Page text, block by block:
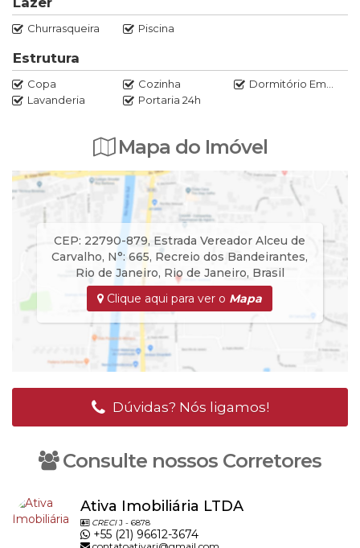
Marcos Rocha
21 97020-0520
Churrasqueira Piscina
Estrutura
Copa Cozinha
Dormitório Empregada
Lavanderia
Portaria 24h
Mapa do Imóvel
CEP: 22790-879, Estrada Vereador Alceu de
Carvalho, N°: 665, Recreio dos Bandeirantes,
Rio de Janeiro, Rio de Janeiro, Brasil
Clique aqui para ver o Mapa
Dúvidas? Nós ligamos!
Consulte nossos Corretores
Ativa Imobiliária LTDA
CRECIJ - 6878
+55 (21) 96612-3674